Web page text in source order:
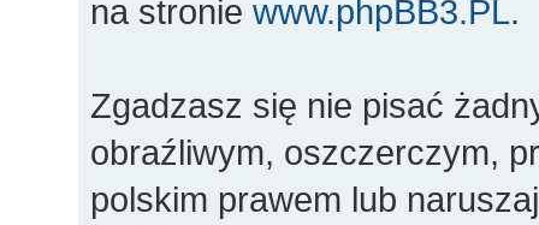
na stronie www.phpBB3.PL.
Zgadzasz się nie pisać
obraźliwym, oszczerczym,
polskim prawem lub